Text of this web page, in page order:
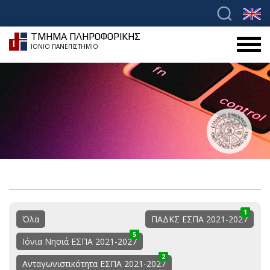
ΤΜΗΜΑ ΠΛΗΡΟΦΟΡΙΚΗΣ
ΙΟΝΙΟ ΠΑΝΕΠΙΣΤΗΜΙΟ
Όλα ΠΑΔΚΣ ΕΣΠΑ 2021-2027
101
Ιόνια Νησιά ΕΣΠΑ 2021-2027
5
0
5
Ανταγωνιστικότητα ΕΣΠΑ 2021-2027
2
1
3